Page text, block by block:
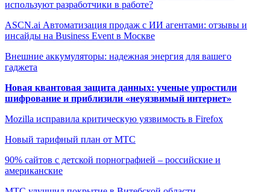
используют разработчики в работе?
ASCN.ai Автоматизация продаж с ИИ агентами: отзывы и
инсайды на Business Event в Москве
Внешние аккумуляторы: надежная энергия для вашего
гаджета
Новая квантовая защита данных: ученые упростили
шифрование и приблизили «неуязвимый интернет»
Mozilla исправила критическую уязвимость в Firefox
Новый тарифный план от МТС
90% сайтов с детской порнографией – российские и
американские